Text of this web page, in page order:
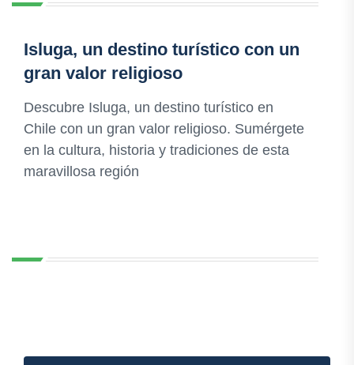
Isluga, un destino turístico con un
gran valor religioso
Descubre Isluga, un destino turístico en
Chile con un gran valor religioso. Sumérgete
en la cultura, historia y tradiciones de esta
maravillosa región